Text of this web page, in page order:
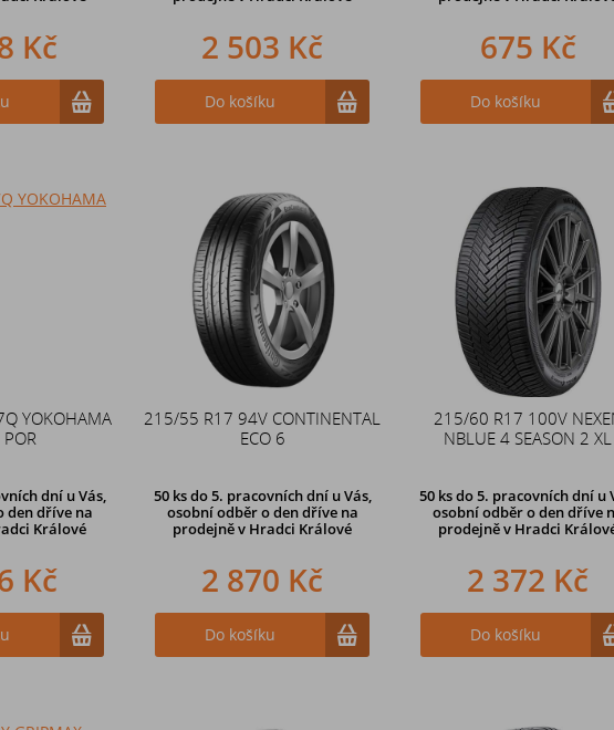
Kč 2 503 Kč
Do košíku
675 Kč
Do košíku
YOKOHAMA
dní u Vás,
den dříve na
Králové
Kč
215/55 R17 94V CONTINENTAL
ECO 6
50 ks do 5. pracovních dní u Vás,
osobní odběr o den dříve na
prodejněv Hradci Králové
2 870 Kč
Do košíku
215/60 R17 100V
NBLUE 4 SEASON 2 XL
50 ks do 5. pracovních dní u
osobní odběr o den dříve
prodejněv Hradci
2 372 Kč
Do košíku